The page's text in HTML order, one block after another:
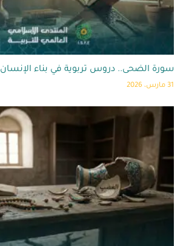
سورة الضحى.. دروس تربوية في بناء الإنسان
31 مارس، 2026